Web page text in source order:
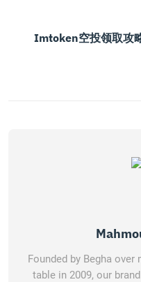
Imtoken空投领取攻
Founded by Begha
table in 2009, our